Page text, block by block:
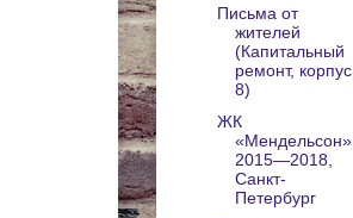
Письма от
жителей
(Капитальный
ремонт, корпус
8)
ЖК
«Мендельсон»,
2015—2018,
Санкт-
Петербург